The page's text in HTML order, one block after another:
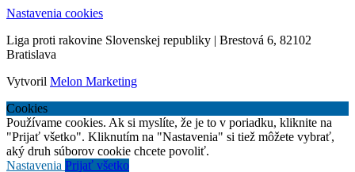
Nastavenia cookies
Liga proti rakovine Slovenskej republiky | Brestová 6, 82102
Bratislava
Vytvoril Melon Marketing
Cookies
Používame cookies. Ak si myslíte, že je to v poriadku, kliknite na
"Prijať všetko". Kliknutím na "Nastavenia" si tiež môžete vybrať,
aký druh súborov cookie chcete povoliť.
Nastavenia Prijať všetko